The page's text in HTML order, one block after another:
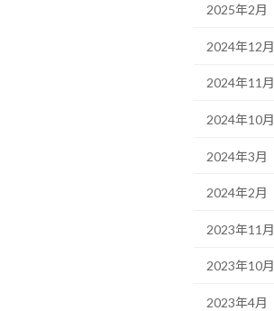
2025年2月
2024年12月
2024年11月
2024年10月
2024年3月
2024年2月
2023年11月
2023年10月
2023年4月